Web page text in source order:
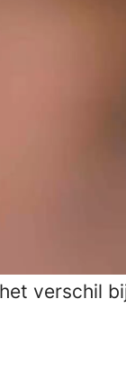
up
en
dan 1.600
meer
Daarom
verschil